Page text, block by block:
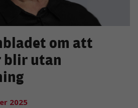
om att
blir utan
2025